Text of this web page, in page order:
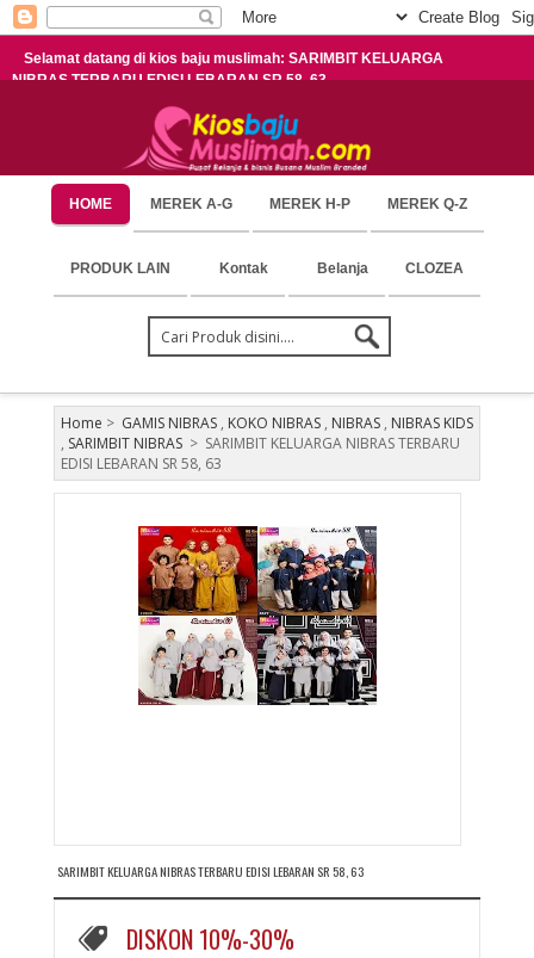
Selamat datang di kios baju muslimah: SARIMBIT KELUARGA
NIBRAS TERBARU EDISI LEBARAN SR 58, 63
HOME MEREK A-G MEREK H-P MEREK Q-Z
PRODUK LAIN Kontak Belanja CLOZEA
Home > GAMIS NIBRAS, KOKO NIBRAS, NIBRAS, NIBRAS KIDS
, SARIMBIT NIBRAS > SARIMBIT KELUARGA NIBRAS TERBARU
EDISI LEBARAN SR 58, 63
SARIMBIT KELUARGA NIBRAS TERBARU EDISI LEBARAN SR 58, 63
DISKON 10%-30%